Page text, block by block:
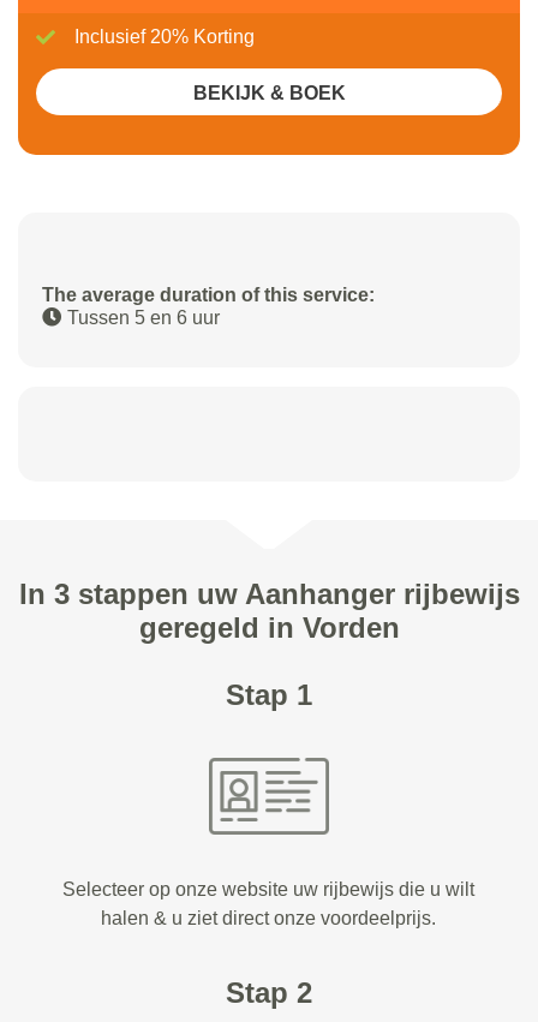
The average duration of this service:
Tussen 5 en 6 uur
Inclusief 20% Korting
BEKIJK & BOEK
In 3 stappen uw Aanhanger rijbewijs
geregeld in Vorden
Stap 1
Selecteer op onze website uw rijbewijs die u wilt
halen & u ziet direct onze voordeelprijs.
Stap 2